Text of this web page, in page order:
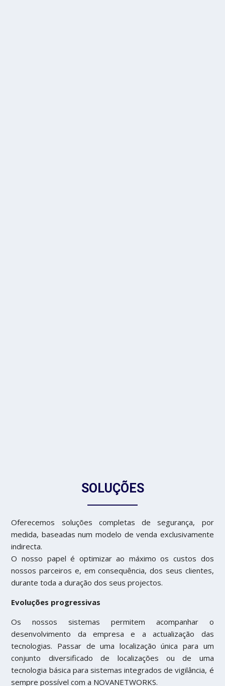
SOLUÇÕES
Oferecemos soluções completas de segurança, por
medida, baseadas num modelo de venda exclusivamente
indirecta.
O nosso papel é optimizar ao máximo os custos dos
nossos parceiros e, em consequência, dos seus clientes,
durante toda a duração dos seus projectos.
Evoluções progressivas
Os nossos sistemas permitem acompanhar o
desenvolvimento da empresa e a actualização das
tecnologias. Passar de uma localização única para um
conjunto diversificado de localizações ou de uma
tecnologia básica para sistemas integrados de vigilância, é
sempre possível com a NOVANETWORKS.